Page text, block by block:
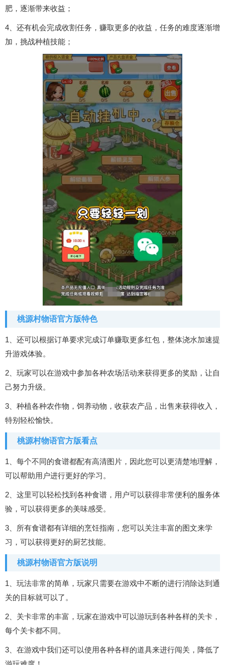
肥，逐渐带来收益；
4、还有机会完成收割任务，赚取更多的收益，任务的难度逐渐增
加，挑战种植技能；
桃源村物语官方版特色
1、还可以根据订单要求完成订单赚取更多红包，整体浇水加速提
升游戏体验。
2、玩家可以在游戏中参加各种农场活动来获得更多的奖励，让自
己努力升级。
3、种植各种农作物，饲养动物，收获农产品，出售来获得收入，
特别轻松愉快。
桃源村物语官方版看点
1、每个不同的食谱都配有高清图片，因此您可以更清楚地理解，
可以帮助用户进行更好的学习。
2、这里可以轻松找到各种食谱，用户可以获得非常便利的服务体
验，可以获得更多的美味感受。
3、所有食谱都有详细的烹饪指南，您可以关注丰富的图文来学
习，可以获得更好的厨艺技能。
桃源村物语官方版说明
1、玩法非常的简单，玩家只需要在游戏中不断的进行消除达到通
关的目标就可以了。
2、关卡非常的丰富，玩家在游戏中可以游玩到各种各样的关卡，
每个关卡都不同。
3、在游戏中我们还可以使用各种各样的道具来进行闯关，降低了